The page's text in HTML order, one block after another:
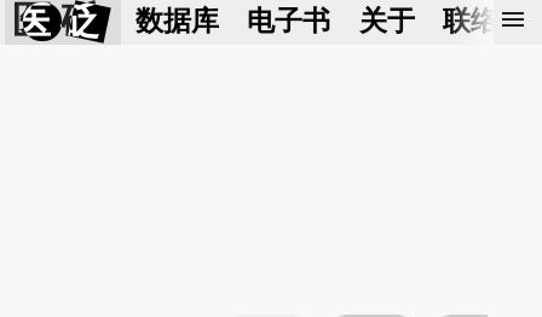
医 砭 数据库 电子书 关于 联络我
menu